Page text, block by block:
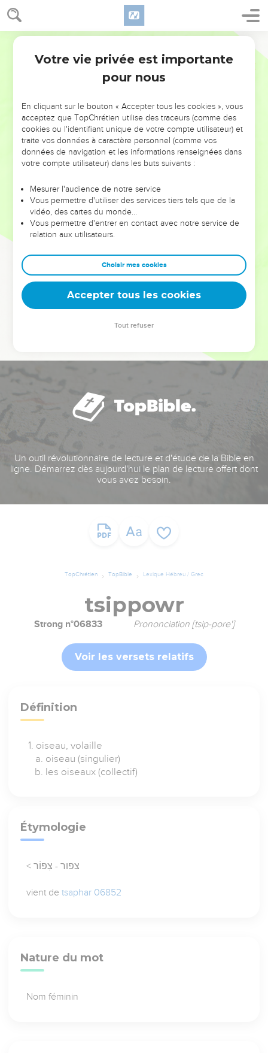
NE MANQUEZ PAS L’ÉVÉNEMENT
DE L’ANNÉE !
ET SI LEURS ERREURS POUVAIENT VOUS ÉVITER LES
VOTRES ?
leur foi ou leur vision. Mais on voit moins les doutes, les erreurs
et les saisons difficiles qu'ils ont traversés, alors même que ce
sont elles qui les ont façonnés.
Dans cette conférence, leaders, entrepreneurs, et responsables
clés pour avancer avec plus de sagesse afin que leurs erreurs
deviennent vos tremplins. Que vous guidiez un ministère, une
équipe, un groupe ou une famille, leur expérience est faite
Un outil révolutionnaire de lecture et d'étude de la Bible en
ligne. Démarrez dès aujourd'hui le plan de lecture offert dont
vous avez besoin.
TopChrétien TopBible Lexique Hébreu / Grec
tsippowr
Strong n°06833 Prononciation [tsip-pore']
Voir les versets relatifs
Définition
oiseau, volaille
oiseau (singulier)
les oiseaux (collectif)
Étymologie
< צפור - צִפּוֹר
vient detsaphar 06852
Nature du mot
Nom féminin
Votre vie privée est importante
pour nous
En cliquant sur le bouton « Accepter tous les cookies », vous
acceptez que TopChrétien utilise des traceurs (comme des
cookies ou l'identifiant unique de votre compte utilisateur) et
traite vos données à caractère personnel (comme vos
données de navigation et les informations renseignées dans
votre compte utilisateur) dans les buts suivants :
Mesurer l'audience de notre service
Vous permettre d'utiliser des services tiers tels que de la
vidéo, des cartes du monde…
Vous permettre d'entrer en contact avec notre service de
relation aux utilisateurs.
Choisir mes cookies
Accepter tous les cookies
Tout refuser